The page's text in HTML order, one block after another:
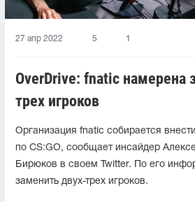
27 апр 2022 5 1
OverDrive: fnatic намерена
трех игроков
Организация fnatic собирается
по CS:GO, сообщает инсайдер
Бирюков в своем Twitter. По его
заменить двух-трех игроков.